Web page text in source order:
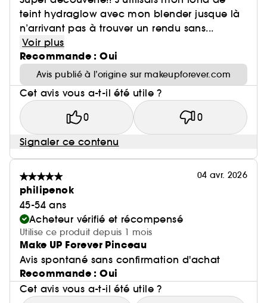
teint hydraglow avec mon blender jusque là
n’arrivant pas à trouver un rendu sans...
Voir plus
Recommande : Oui
Avis publié à l’origine sur makeupforever.com
Cet avis vous a-t-il été utile ?
0 0
Signaler ce contenu
04 avr. 2026
philipenok
45-54 ans
Acheteur vérifié et récompensé
Utilise ce produit depuis 1 mois
Make UP Forever Pinceau
Avis spontané sans confirmation d'achat
Recommande : Oui
Cet avis vous a-t-il été utile ?